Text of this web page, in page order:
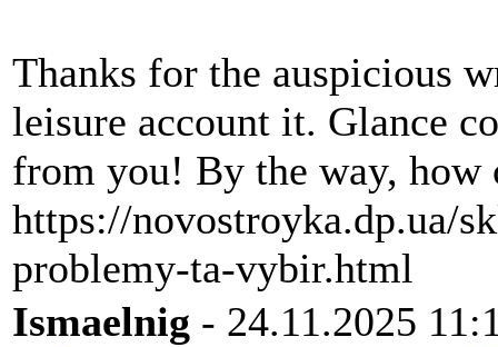
Thanks for the auspicious
leisure account it. Glance
from you! By the way, how
https://novostroyka.dp.ua/
problemy-ta-vybir.html
Ismaelnig - 24.11.2025